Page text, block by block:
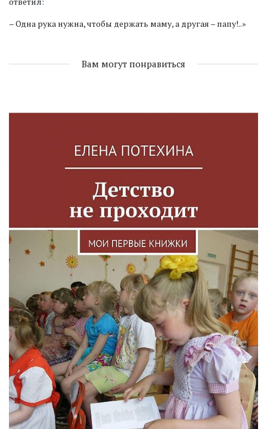
– Одна рука нужна, чтобы держать маму, а другая – папу!..»
Вам могут понравиться